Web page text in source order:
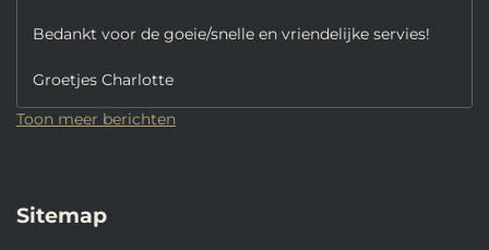
Bedankt voor de goeie/snelle en vriendelijke servies!
Groetjes Charlotte
Toon meer berichten
Sitemap